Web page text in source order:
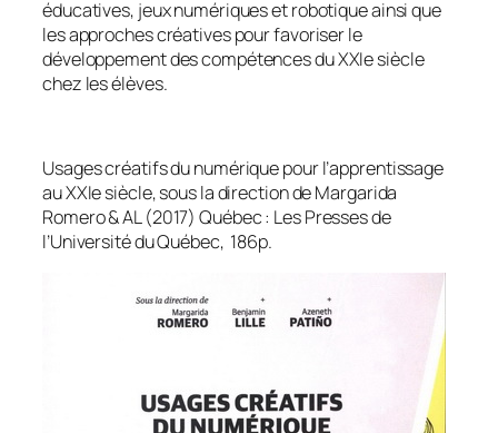
éducatives, jeux numériques et robotique ainsi que
les approches créatives pour favoriser le
développement des compétences du XXIe siècle
chez les élèves.
Usages créatifs du numérique pour l’apprentissage
au XXIe siècle, sous la direction de Margarida
Romero & AL (2017) Québec : Les Presses de
l’Université du Québec, 186p.